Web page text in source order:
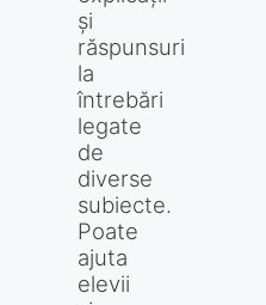
și
răspunsuri
la
întrebări
legate
de
diverse
subiecte.
Poate
ajuta
elevii